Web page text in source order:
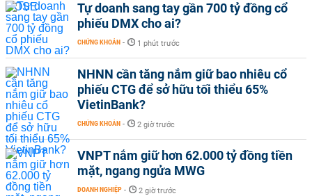
Tự doanh sang tay gần 700 tỷ đồng cổ
phiếu DMX cho ai?
CHỨNG KHOÁN - 1 phút trước
NHNN cần tăng nắm giữ bao nhiêu cổ
phiếu CTG để sở hữu tối thiểu 65%
VietinBank?
CHỨNG KHOÁN - 2 giờ trước
VNPT nắm giữ hơn 62.000 tỷ đồng tiền
mặt, ngang ngửa MWG
DOANH NGHIỆP - 2 giờ trước